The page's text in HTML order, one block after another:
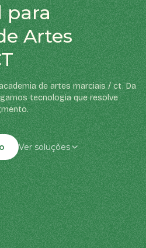
para
Artes
de artes marciais / ct. Da
tecnologia que resolve
Ver soluções